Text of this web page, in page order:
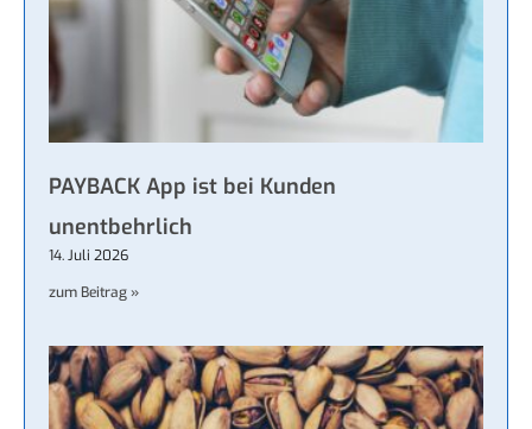
PAYBACK App ist bei Kunden
unentbehrlich
14. Juli 2026
zum Beitrag »